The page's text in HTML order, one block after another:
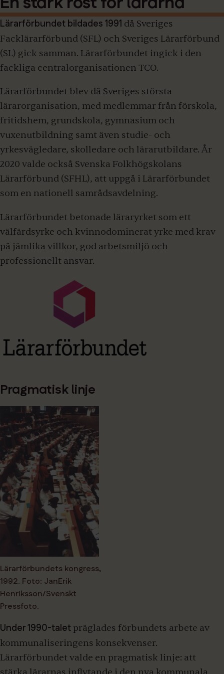
Lärarförbundet bildades 1991 då Sveriges
Facklärarförbund (SFL) och Sveriges Lärarförbund
(SL) gick samman. Lärarförbundet ingick i den
fackliga centralorganisationen TCO.
Lärarförbundet blev då Sveriges största
lärarorganisation, med medlemmar från förskola,
fritidshem, grundskola, gymnasium och
vuxenutbildning samt även studie- och
yrkesvägledare, skolledare och lärarutbildare. År
2020 valde också Svenska Folkhögskolans
Lärarförbund (SFHL), att uppgå i Lärarförbundet
som en nationell samrådsavdelning.
Lärarförbundet betonade läraryrket som ett
välfärdsyrke och kvinnodominerat yrke med krav
på jämlika villkor, god arbetsmiljö och
professionellt ansvar.
Pragmatisk linje
Lärarförbundets kongress,
1992. Foto: JanErik
Henriksson/Svenskt
Pressfoto.
Under 1990-talet präglades förbundets arbete av
kommunaliseringens konsekvenser.
Lärarförbundet valde en pragmatisk linje: att